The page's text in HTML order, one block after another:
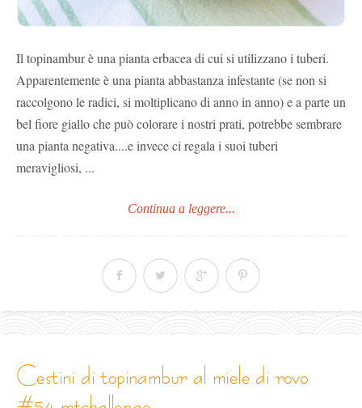
Il topinambur è una pianta erbacea di cui si utilizzano i tuberi.
Apparentemente è una pianta abbastanza infestante (se non si
raccolgono le radici, si moltiplicano di anno in anno) e a parte un
bel fiore giallo che può colorare i nostri prati, potrebbe sembrare
una pianta negativa....e invece ci regala i suoi tuberi
meravigliosi, ...
Continua a leggere...
cestini di topinambur al miele di rovo